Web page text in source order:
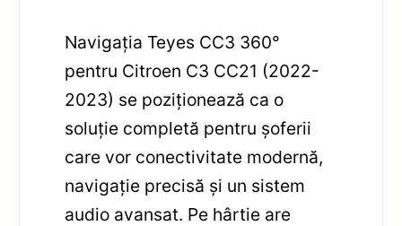
Navigația Teyes CC3 360°
pentru Citroen C3 CC21 (2022-
2023) se poziționează ca o
soluție completă pentru șoferii
care vor conectivitate modernă,
navigație precisă și un sistem
audio avansat. Pe hârtie are